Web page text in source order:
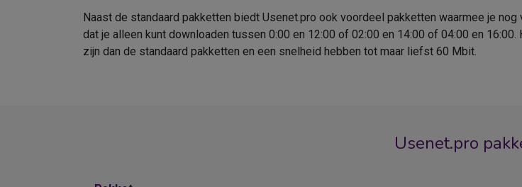
Naast de standaard pakketten biedt Usenet.pro ook voordeel pakketten waarmee je
dat je alleen kunt downloaden tussen 0:00 en 12:00 of 02:00 en 14:00 of 04:00 en
zijn dan de standaard pakketten en een snelheid hebben tot maar liefst 60 Mbit.
Usenet.pro